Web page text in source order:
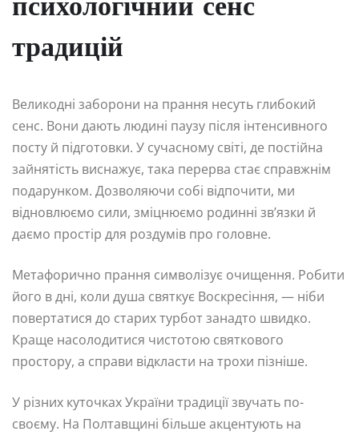
психологічний сенс
традицій
Великодні заборони на прання несуть глибокий
сенс. Вони дають людині паузу після інтенсивного
посту й підготовки. У сучасному світі, де постійна
зайнятість виснажує, така перерва стає справжнім
подарунком. Дозволяючи собі відпочити, ми
відновлюємо сили, зміцнюємо родинні зв’язки й
даємо простір для роздумів про головне.
Метафорично прання символізує очищення. Робити
його в дні, коли душа святкує Воскресіння, — ніби
повертатися до старих турбот занадто швидко.
Краще насолодитися чистотою святкового
простору, а справи відкласти на трохи пізніше.
У різних куточках України традиції звучать по-
своєму. На Полтавщині більше акцентують на